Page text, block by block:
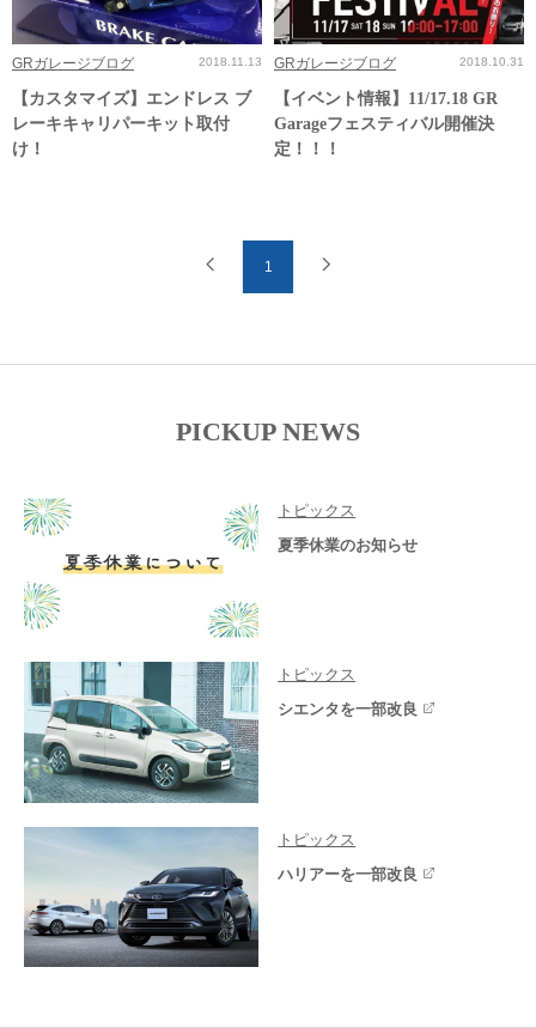
GRガレージブログ 2018.11.13
【カスタマイズ】エンドレス ブ
レーキキャリパーキット取付
け！
GRガレージブログ 2018.10.31
【イベント情報】11/17.18 GR
Garageフェスティバル開催決
定！！！
1
PICKUP NEWS
トピックス
夏季休業のお知らせ
トピックス
シエンタを一部改良
トピックス
ハリアーを一部改良